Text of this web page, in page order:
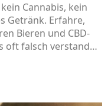
Cannabis, kein
Getränk. Erfahre,
Bieren und CBD-
falsch verstanden